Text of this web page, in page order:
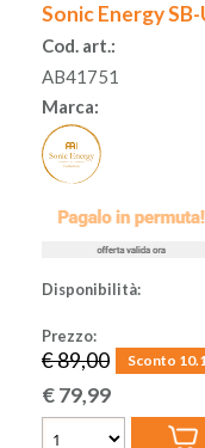
Sonic Energy
Cod. art.:
AB41751
Marca:
Disponibilità:
Prezzo:
€ 89,00 Sconto
€79,99